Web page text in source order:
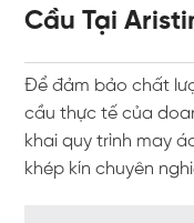
Cầu Tại
Để đảm bảo chất
cầu thực tế của
khai quy trình may
khép kín chuyên